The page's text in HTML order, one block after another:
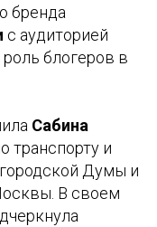
бренда
с аудиторией
роль блогеров в
Сабина
транспорту и
Думы и
В своем